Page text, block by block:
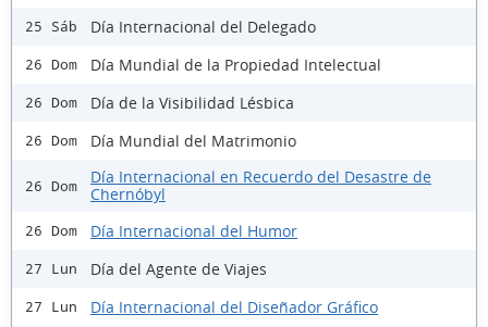
25 Sáb Día Internacional del Delegado
26 Dom Día Mundial de la Propiedad Intelectual
26 Dom Día de la Visibilidad Lésbica
26 Dom Día Mundial del Matrimonio
26 Dom
Día Internacional en Recuerdo del Desastre de
Chernóbyl
26 Dom Día Internacional del Humor
27 Lun Día del Agente de Viajes
27 Lun Día Internacional del Diseñador Gráfico